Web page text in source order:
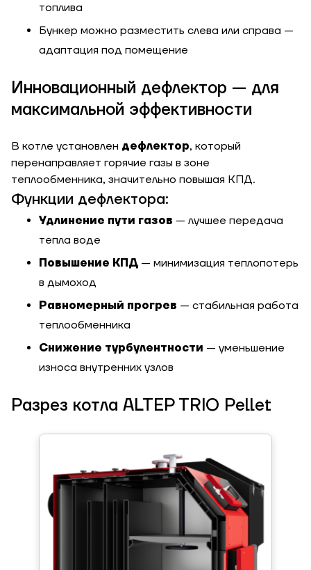
топлива
Бункер можно разместить слева или справа —
адаптация под помещение
Инновационный дефлектор — для
максимальной эффективности
В котле установлен дефлектор, который
перенаправляет горячие газы в зоне
теплообменника, значительно повышая КПД.
Функции дефлектора:
Удлинение пути газов — лучшее передача
тепла воде
Повышение КПД — минимизация теплопотерь
в дымоход
Равномерный прогрев — стабильная работа
теплообменника
Снижение турбулентности — уменьшение
износа внутренних узлов
Разрез котла ALTEP TRIO Pellet